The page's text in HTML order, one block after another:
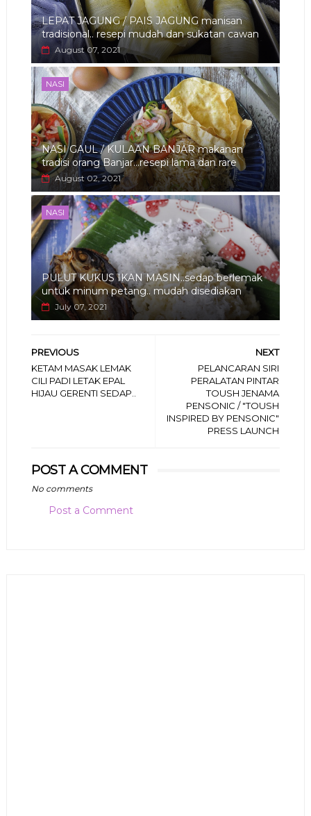
LEPAT JAGUNG / PAIS JAGUNG manisan
tradisional.. resepi mudah dan sukatan cawan
August 07, 2021
NASI
NASI GAUL / KULAAN BANJAR makanan
tradisi orang Banjar...resepi lama dan rare
August 02, 2021
NASI
PULUT KUKUS IKAN MASIN..sedap berlemak
untuk minum petang.. mudah disediakan
July 07, 2021
NEXT
PELANCARAN SIRI
PERALATAN PINTAR
TOUSH JENAMA
PENSONIC / "TOUSH
INSPIRED BY PENSONIC"
PRESS LAUNCH
PREVIOUS
KETAM MASAK LEMAK
CILI PADI LETAK EPAL
HIJAU GERENTI SEDAP..
POST A COMMENT
No comments
Post a Comment